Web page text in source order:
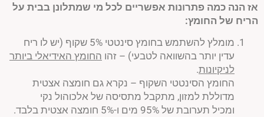
אז הנה כמה פתרונות אפשריים לכל מי שמתלונן בבית על
הריח של החומץ:
מומלץ להשתמש בחומץ סינטטי 5% שקוף (יש לו ריח
עדין יותר בהשוואה לטבעי) – זהו החומץ האידיאלי ביותר
לניקיונות.
החומץ הסינטטי השקוף – נקרא גם חומצה אצטית
מדוללת למזון, מתקבל מתסיסה של אלכוהול נקי
ומכיל תערובת של 95% מים ו-5% חומצה אצטית בלבד.